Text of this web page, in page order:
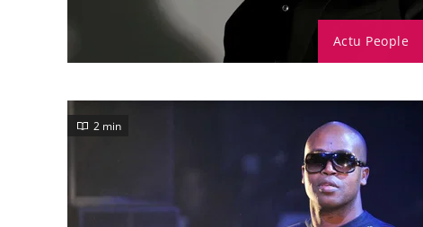
Actu People
2 min